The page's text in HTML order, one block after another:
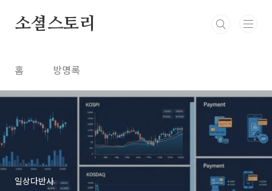
소셜스토리
홈 방명록
일상다반사